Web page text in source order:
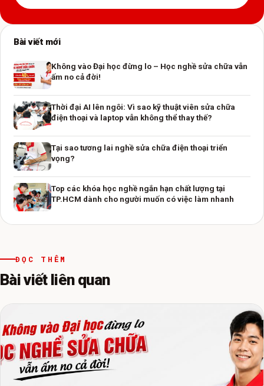
Bài viết mới
Không vào Đại học đừng lo – Học nghề sửa chữa vẫn
ấm no cả đời!
Thời đại AI lên ngôi: Vì sao kỹ thuật viên sửa chữa
điện thoại và laptop vẫn không thể thay thế?
Tại sao tương lai nghề sửa chữa điện thoại triển
vọng?
Top các khóa học nghề ngắn hạn chất lượng tại
TP.HCM dành cho người muốn có việc làm nhanh
ĐỌC THÊM
Bài viết liên quan